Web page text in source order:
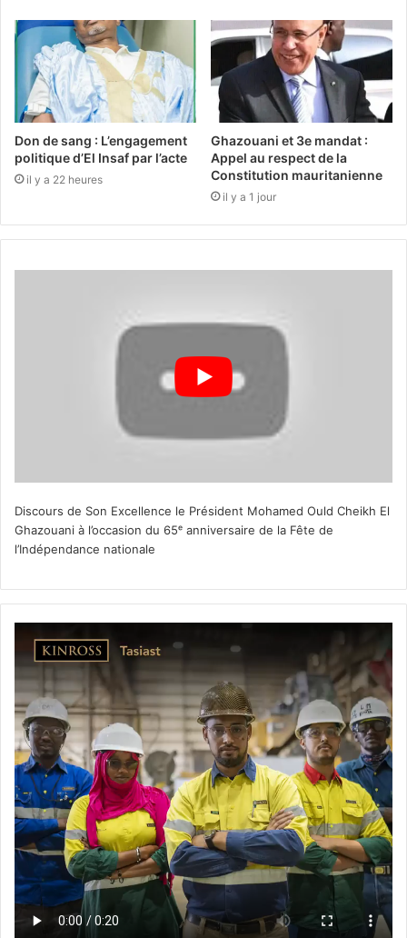
Don de sang : L’engagement
politique d’El Insaf par l’acte
il y a 22 heures
Ghazouani et 3e mandat :
Appel au respect de la
Constitution mauritanienne
il y a 1 jour
Discours de Son Excellence le Président Mohamed Ould Cheikh El
Ghazouani à l’occasion du 65ᵉ anniversaire de la Fête de
l’Indépendance nationale